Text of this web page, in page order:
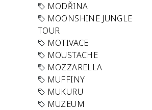
MODŘINA
MOONSHINE JUNGLE
TOUR
MOTIVACE
MOUSTACHE
MOZZARELLA
MUFFINY
MUKURU
MUZEUM